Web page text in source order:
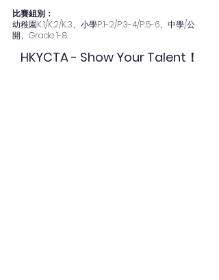
比賽組別：
幼稚園K.1/K.2/K.3、小學P.1-2/P.3-4/P.5-6、中學/公
開、Grade 1-8
HKYCTA - Show Your Talent！